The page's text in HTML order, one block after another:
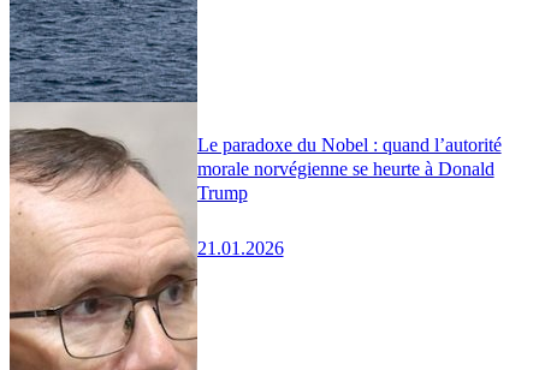
Le paradoxe du Nobel : quand l’autorité
morale norvégienne se heurte à Donald
Trump
21.01.2026